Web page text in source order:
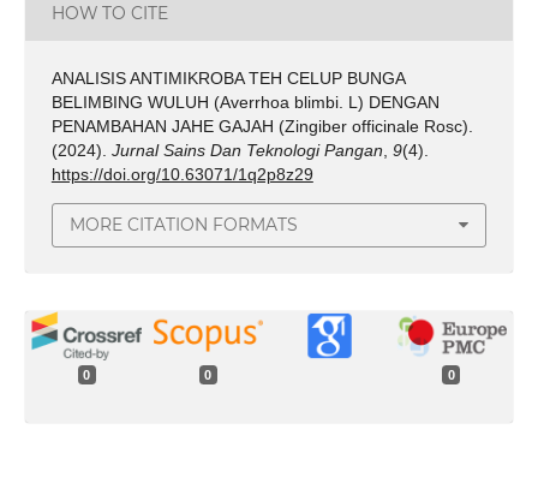
HOW TO CITE
ANALISIS ANTIMIKROBA TEH CELUP BUNGA
BELIMBING WULUH (Averrhoa blimbi. L) DENGAN
PENAMBAHAN JAHE GAJAH (Zingiber officinale Rosc).
(2024). Jurnal Sains Dan Teknologi Pangan 9(4).
https://doi.org/10.63071/1q2p8z29
MORE CITATION FORMATS
0 0 0